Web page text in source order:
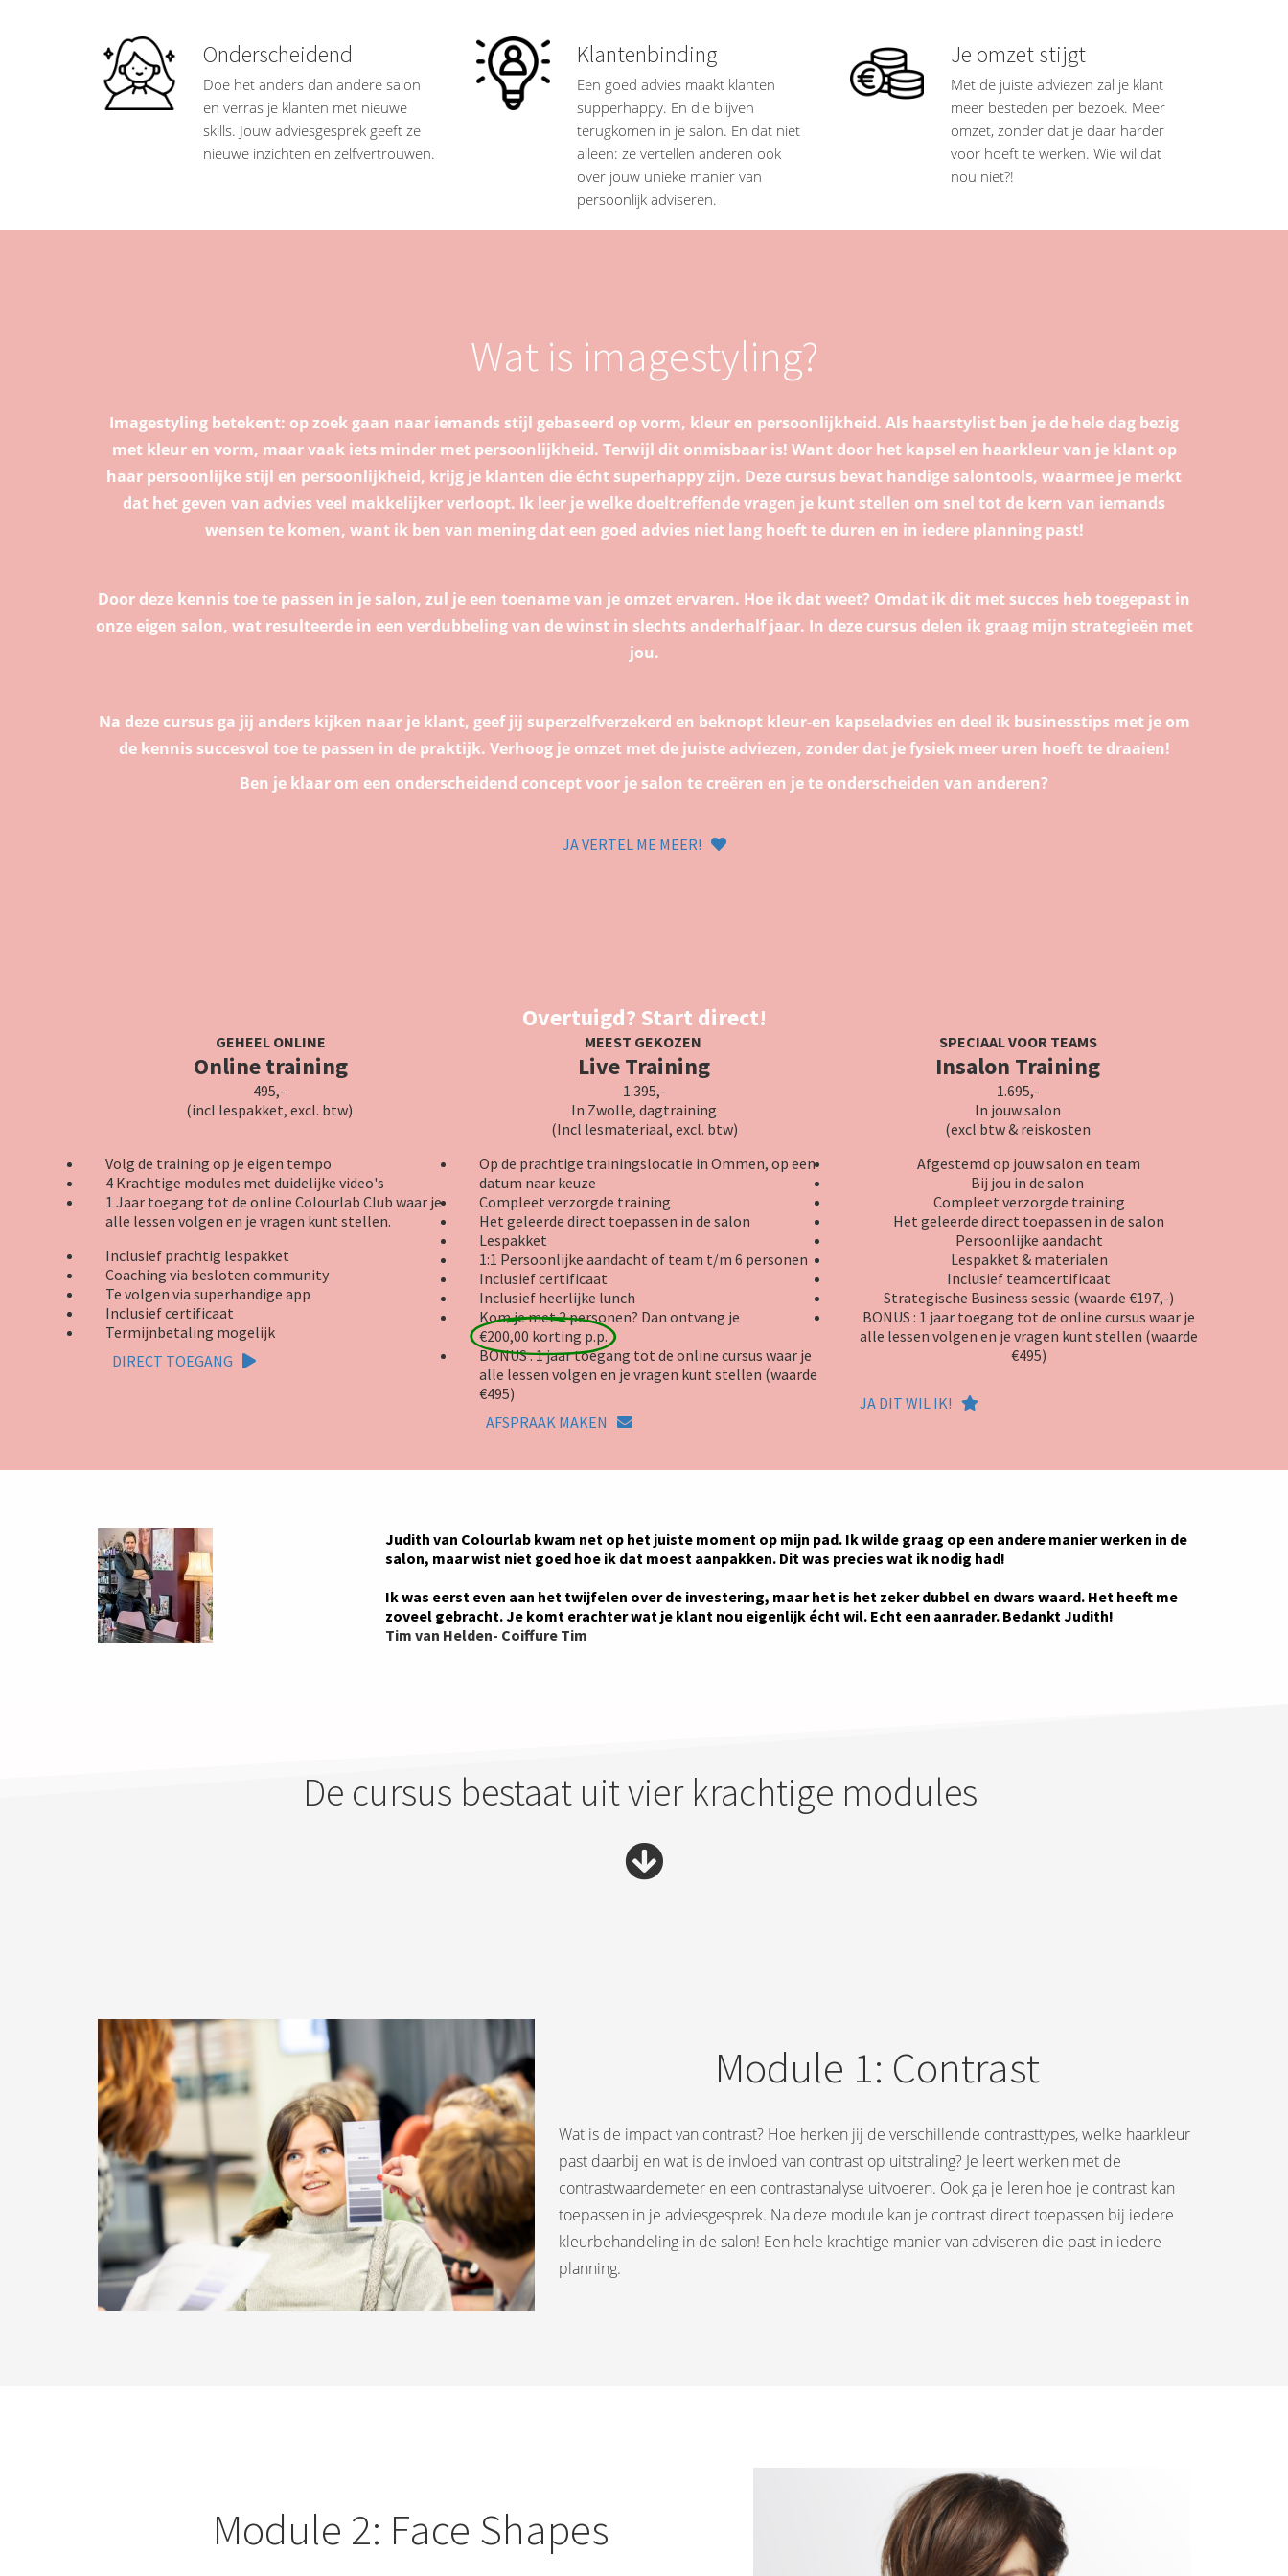
Onderscheidend
Doe het anders dan andere salon
en verras je klanten met nieuwe
skills. Jouw adviesgesprek geeft ze
nieuwe inzichten en zelfvertrouwen.
Klantenbinding
Een goed advies maakt klanten
supperhappy. En die blijven
terugkomen in je salon. En dat niet
alleen: ze vertellen anderen ook
over jouw unieke manier van
persoonlijk adviseren.
Je omzet stijgt
Met de juiste adviezen zal je klant
meer besteden per bezoek. Meer
omzet, zonder dat je daar harder
voor hoeft te werken. Wie wil dat
nou niet?!
Wat is imagestyling?
Imagestyling betekent: op zoek gaan naar iemands stijl gebaseerd op vorm, kleur en persoonlijkheid. Als haarstylist ben je de hele dag bezig
met kleur en vorm, maar vaak iets minder met persoonlijkheid. Terwijl dit onmisbaar is! Want door het kapsel en haarkleur van je klant op
haar persoonlijke stijl en persoonlijkheid, krijg je klanten die écht superhappy zijn. Deze cursus bevat handige salontools, waarmee je merkt
dat het geven van advies veel makkelijker verloopt. Ik leer je welke doeltreffende vragen je kunt stellen om snel tot de kern van iemands
wensen te komen, want ik ben van mening dat een goed advies niet lang hoeft te duren en in iedere planning past!
Door deze kennis toe te passen in je salon, zul je een toename van je omzet ervaren. Hoe ik dat weet? Omdat ik dit met succes heb toegepast in
onze eigen salon, wat resulteerde in een verdubbeling van de winst in slechts anderhalf jaar. In deze cursus delen ik graag mijn strategieën met
jou.
Na deze cursus ga jij anders kijken naar je klant, geef jij superzelfverzekerd en beknopt kleur-en kapseladvies en deel ik businesstips met je om
de kennis succesvol toe te passen in de praktijk. Verhoog je omzet met de juiste adviezen, zonder dat je fysiek meer uren hoeft te draaien!
Ben je klaar om een onderscheidend concept voor je salon te creëren en je te onderscheiden van anderen?
JA VERTEL ME MEER!
Overtuigd? Start direct!
GEHEEL ONLINE
Onlinetraining
495,-
(incl lespakket, excl. btw)
Volg de training op je eigen tempo
4 Krachtige modules met duidelijke video's
1 Jaar toegang tot de online Colourlab Club waar je
alle lessen volgen en je vragen kunt stellen.
Inclusief prachtig lespakket
Coaching via besloten community
Te volgen via superhandige app
Inclusief certificaat
Termijnbetaling mogelijk
DIRECT TOEGANG
MEEST GEKOZEN
LiveTraining
1.395,-
In Zwolle, dagtraining
(Incl lesmateriaal, excl. btw)
Op de prachtige trainingslocatie in Ommen, op een
datum naar keuze
Compleet verzorgde training
Het geleerde direct toepassen in de salon
Lespakket
1:1 Persoonlijke aandacht of team t/m 6 personen
Inclusief certificaat
Inclusief heerlijke lunch
Kom je met 2 personen? Dan ontvang je
€200,00 korting p.p.
BONUS : 1 jaar toegang tot de online cursus waar je
alle lessen volgen en je vragen kunt stellen (waarde
€495)
AFSPRAAK MAKEN
SPECIAAL VOOR TEAMS
Insalon Training
1.695,-
In jouw salon
(excl btw & reiskosten
Afgestemd op jouw salon en team
Bij jou in de salon
Compleet verzorgde training
Het geleerde direct toepassen in de salon
Persoonlijke aandacht
Lespakket & materialen
Inclusief teamcertificaat
Strategische Business sessie (waarde €197,-)
BONUS : 1 jaar toegang tot de online cursus waar je
alle lessen volgen en je vragen kunt stellen (waarde
€495)
JA DIT WIL IK!
Judith van Colourlab kwam net op het juiste moment op mijn pad. Ik wilde graag op een andere manier werken in de
salon, maar wist niet goed hoe ik dat moest aanpakken. Dit was precies wat ik nodig had!
Ik was eerst even aan het twijfelen over de investering, maar het is het zeker dubbel en dwars waard. Het heeft me
zoveel gebracht. Je komt erachter wat je klant nou eigenlijk écht wil. Echt een aanrader. Bedankt Judith!
Tim van Helden- Coiffure Tim
De cursus bestaat uit vier krachtige modules
Module 1: Contrast
Wat is de impact van contrast? Hoe herken jij de verschillende contrasttypes, welke haarkleur
past daarbij en wat is de invloed van contrast op uitstraling? Je leert werken met de
contrastwaardemeter en een contrastanalyse uitvoeren. Ook ga je leren hoe je contrast kan
toepassen in je adviesgesprek. Na deze module kan je contrast direct toepassen bij iedere
kleurbehandeling in de salon! Een hele krachtige manier van adviseren die past in iedere
planning.
Module 2: Face Shapes